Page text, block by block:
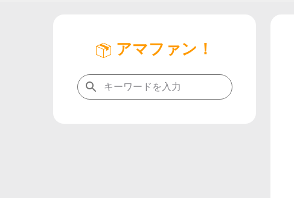
アマファン！